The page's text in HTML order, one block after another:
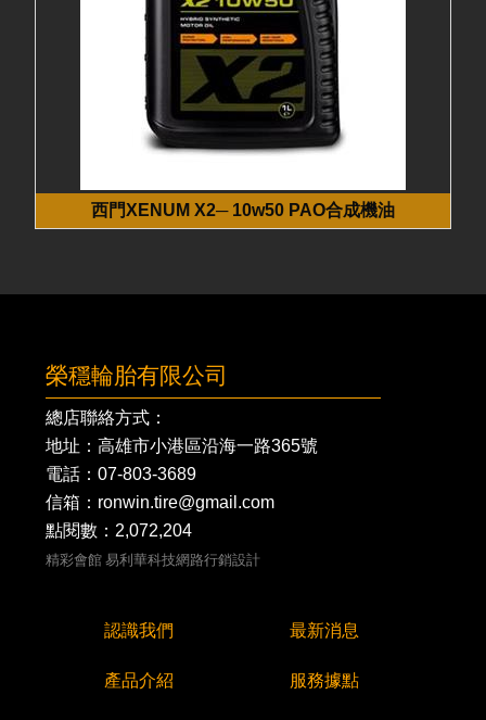
西門XENUM X2─ 10w50 PAO合成機油
榮穩輪胎有限公司
總店聯絡方式：
地址：高雄市小港區沿海一路365號
電話：07-803-3689
信箱：ronwin.tire@gmail.com
點閱數：2,072,204
精彩會館 易利華科技網路行銷設計
認識我們 最新消息
產品介紹 服務據點